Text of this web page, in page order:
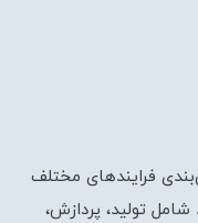
فرایندهای مختلف
تولید، پردازش،